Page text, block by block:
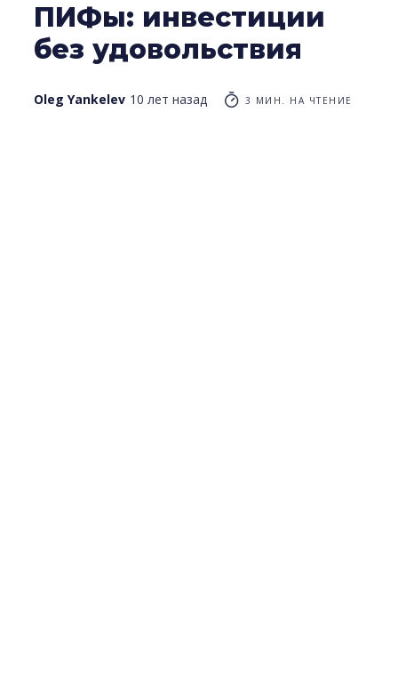
ПИФы: инвестиции
без удовольствия
Oleg Yankelev 10 лет назад 3 МИН. НА ЧТЕНИЕ